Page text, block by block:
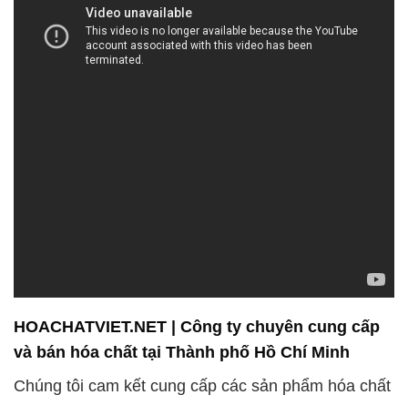
HOACHATVIET.NET | Công ty chuyên cung cấp
và bán hóa chất tại Thành phố Hồ Chí Minh
Chúng tôi cam kết cung cấp các sản phẩm hóa chất